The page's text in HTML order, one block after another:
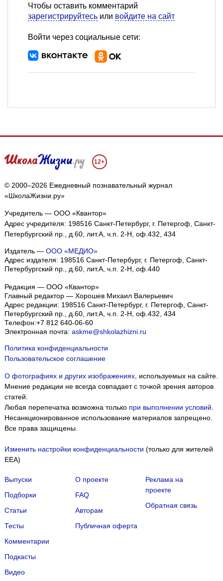
Чтобы оставить комментарий
зарегистрируйтесь или войдите на сайт
Войти через социальные сети:
12+
© 2000–2026 Ежедневный познавательный журнал
«ШколаЖизни.ру»
Учредитель — ООО «Квантор»
Адрес учредителя: 198516 Санкт-Петербург, г. Петергоф, Санкт-
Петербургский пр., д.60, лит.А, ч.п. 2-Н, оф.432, 434
Издатель — ООО «МЕДИО»
Адрес издателя: 198516 Санкт-Петербург, г. Петергоф, Санкт-
Петербургский пр., д.60, лит.А, ч.п. 2-Н, оф.440
Редакция — ООО «Квантор»
Главный редактор — Хорошев Михаил Валерьевич
Адрес редакции: 198516 Санкт-Петербург, г. Петергоф, Санкт-
Петербургский пр., д.60, лит.А, ч.п. 2-Н, оф.432, 434
Телефон:+7 812 640-06-60
Электронная почта: askme@shkolazhizni.ru
Политика конфиденциальности
Пользовательское соглашение
О фотографиях и других изображениях, используемых на сайте.
Мнение редакции не всегда совпадает с точкой зрения авторов
статей.
Любая перепечатка возможна только при выполнении условий.
Несанкционированное использование материалов запрещено.
Все права защищены.
Изменить настройки конфиденциальности (только для жителей
EEA)
Выпуски
Подборки
Статьи
Тесты
Комментарии
Подкасты
Видео
О проекте
FAQ
Авторам
Публичная оферта
Реклама на
проекте
Обратная связь